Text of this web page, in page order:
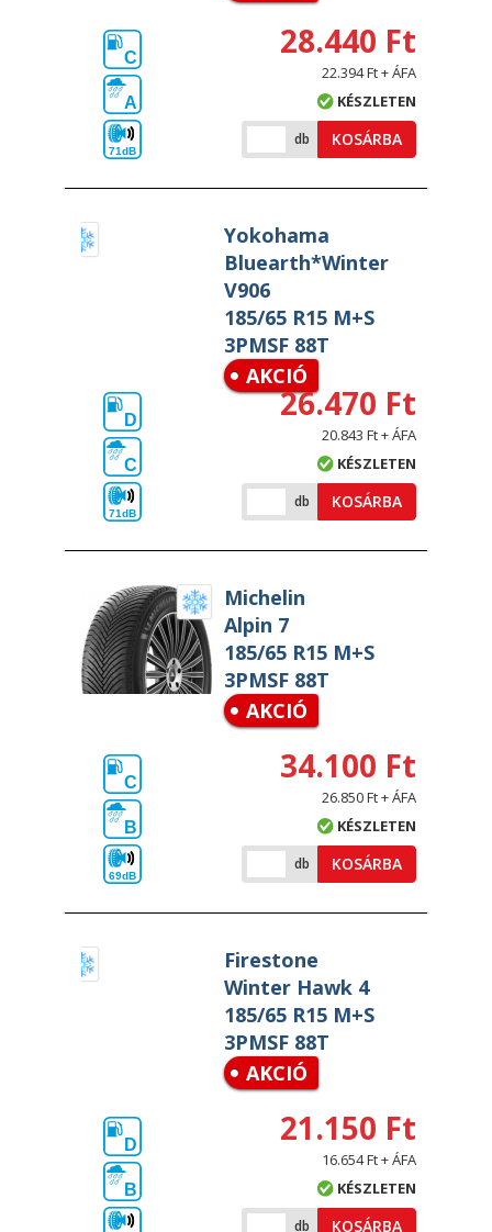
C
A
71dB
28.440 Ft
22.394 Ft + ÁFA
KÉSZLETEN
db KOSÁRBA
Yokohama
Bluearth*Winter
V906
185/65 R15 M+S
3PMSF 88T
AKCIÓ
D
C
71dB
26.470 Ft
20.843 Ft + ÁFA
KÉSZLETEN
db KOSÁRBA
Michelin
Alpin 7
185/65 R15 M+S
3PMSF 88T
AKCIÓ
C
B
69dB
34.100 Ft
26.850 Ft + ÁFA
KÉSZLETEN
db KOSÁRBA
Firestone
Winter Hawk 4
185/65 R15 M+S
3PMSF 88T
AKCIÓ
D
B
21.150 Ft
16.654 Ft + ÁFA
KÉSZLETEN
db KOSÁRBA